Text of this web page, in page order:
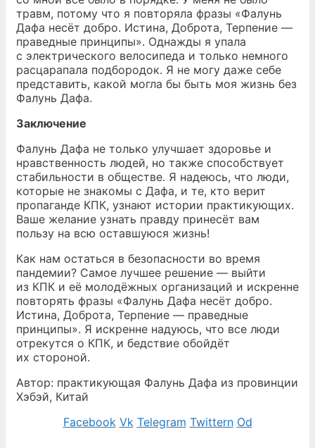
травм, потому что я повторяла фразы «Фалунь
Дафа несёт добро. Истина, Доброта, Терпение —
праведные принципы». Однажды я упала
с электрического велосипеда и только немного
расцарапала подбородок. Я не могу даже себе
представить, какой могла бы быть моя жизнь без
Фалунь Дафа.
Заключение
Фалунь Дафа не только улучшает здоровье и
нравственность людей, но также способствует
стабильности в обществе. Я надеюсь, что люди,
которые не знакомы с Дафа, и те, кто верит
пропаганде КПК, узнают истории практикующих.
Ваше желание узнать правду принесёт вам
пользу на всю оставшуюся жизнь!
Как нам остаться в безопасности во время
пандемии? Самое лучшее решение — выйти
из КПК и её молодёжных организаций и искренне
повторять фразы «Фалунь Дафа несёт добро.
Истина, Доброта, Терпение — праведные
принципы». Я искренне надуюсь, что все люди
отрекутся о КПК, и бедствие обойдёт
их стороной.
Автор: практикующая Фалунь Дафа из провинции
Хэбэй, Китай
Facebook Vk Telegram Twittern Od